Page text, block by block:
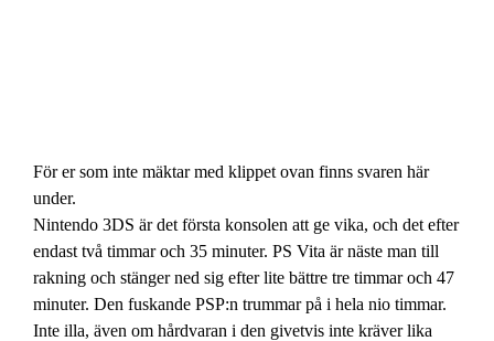
För er som inte mäktar med klippet ovan finns svaren här
under.
Nintendo 3DS är det första konsolen att ge vika, och det efter
endast två timmar och 35 minuter. PS Vita är näste man till
rakning och stänger ned sig efter lite bättre tre timmar och 47
minuter. Den fuskande PSP:n trummar på i hela nio timmar.
Inte illa, även om hårdvaran i den givetvis inte kräver lika